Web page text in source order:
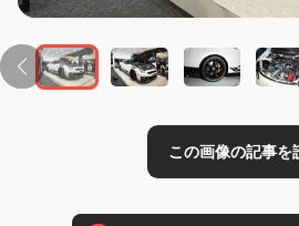
この画像の記事を読む